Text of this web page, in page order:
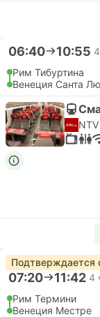
06:40 10:55
Рим Тибуртина
Венеция Санта
NTV
Подтверждается
07:20 11:42 4
Рим Термини
Венеция Местре